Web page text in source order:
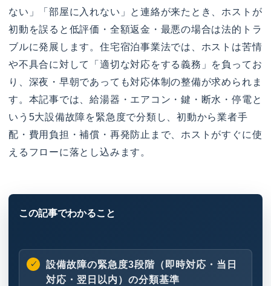
ない」「部屋に入れない」と連絡が来たとき、ホストが
初動を誤ると低評価・全額返金・最悪の場合は法的トラ
ブルに発展します。住宅宿泊事業法では、ホストは苦情
や不具合に対して「適切な対応をする義務」を負ってお
り、深夜・早朝であっても対応体制の整備が求められま
す。本記事では、給湯器・エアコン・鍵・断水・停電と
いう5大設備故障を緊急度で分類し、初動から業者手
配・費用負担・補償・再発防止まで、ホストがすぐに使
えるフローに落とし込みます。
設備故障の緊急度3段階（即時対応・当日
対応・翌日以内）の分類基準